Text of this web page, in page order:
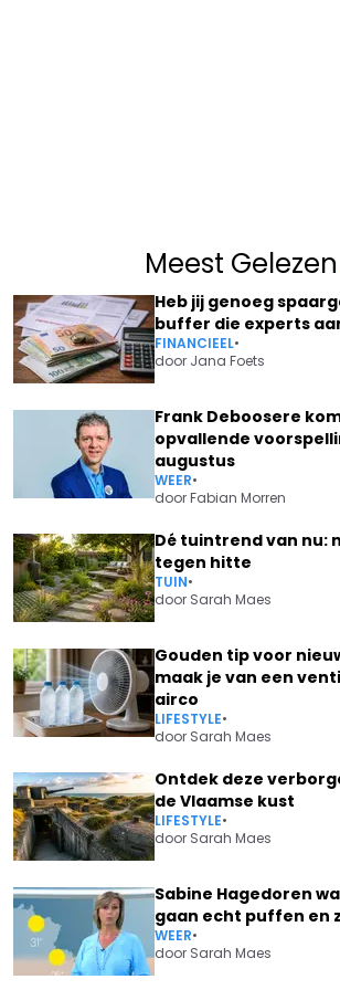
Meest Gelezen
Heb jij genoeg
buffer die experts
FINANCIEEL•
door Jana Foets
Frank Deboosere
opvallende
augustus
WEER•
doorFabian Morren
Dé tuintrend van nu:
tegen hitte
TUIN•
door Sarah Maes
Gouden tip voor
maak je van een
airco
LIFESTYLE•
door Sarah Maes
Ontdek deze
de Vlaamse kust
LIFESTYLE•
door Sarah Maes
Sabine Hagedoren
gaan echt puffen en
WEER•
door Sarah Maes